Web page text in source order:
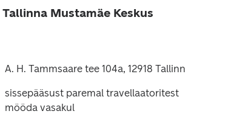
Tallinna Mustamäe Keskus
A. H. Tammsaare tee 104a, 12918 Tallinn
sissepääsust paremal travellaatoritest
mööda vasakul